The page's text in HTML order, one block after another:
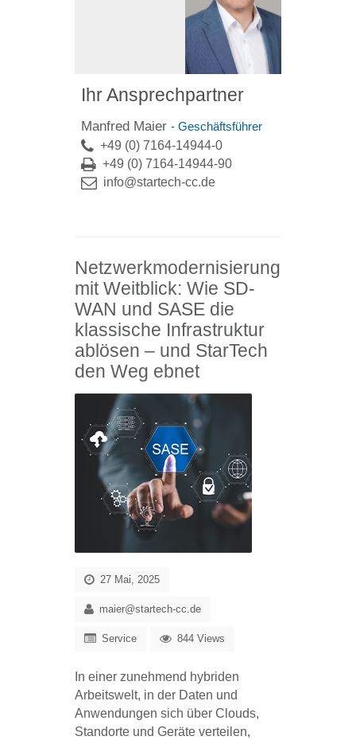
Ihr Ansprechpartner
Manfred Maier - Geschäftsführer
+49 (0) 7164-14944-0
+49 (0) 7164-14944-90
info@startech-cc.de
Netzwerkmodernisierung
mit Weitblick: Wie SD-
WAN und SASE die
klassische Infrastruktur
ablösen – und StarTech
den Weg ebnet
27 Mai, 2025
maier@startech-cc.de
Service 844 Views
In einer zunehmend hybriden
Arbeitswelt, in der Daten und
Anwendungen sich über Clouds,
Standorte und Geräte verteilen,